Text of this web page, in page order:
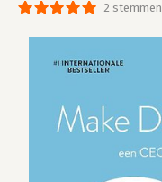
2 stemmen